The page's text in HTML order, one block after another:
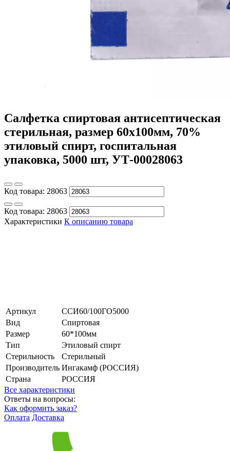
Салфетка спиртовая антисептическая
стерильная, размер 60х100мм, 70%
этиловый спирт, госпитальная
упаковка, 5000 шт, УТ-00028063
Код товара: 28063
Код товара: 28063
Характеристики К описанию товара
Артикул
ССИ60/100ГО5000
Вид
Спиртовая
Размер
60*100мм
Тип
Этиловый спирт
Стерильность
Стерильный
Производитель Ингакамф (РОССИЯ)
Страна
РОССИЯ
Все характеристики
Ответы на вопросы:
Как оформить заказ?
Оплата Доставка